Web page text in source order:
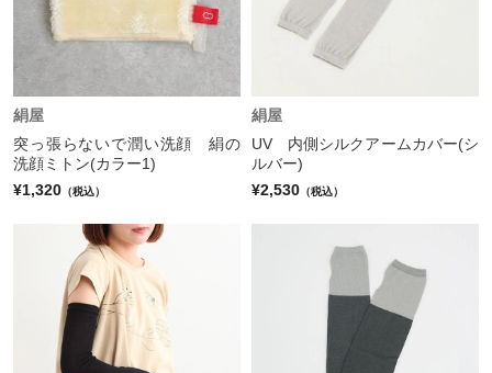
絹屋
突っ張らないで潤い洗顔 絹の
洗顔ミトン(カラー1)
¥1,320 （税込）
絹屋
UV 内側シルクアームカバー(シ
ルバー)
¥2,530 （税込）